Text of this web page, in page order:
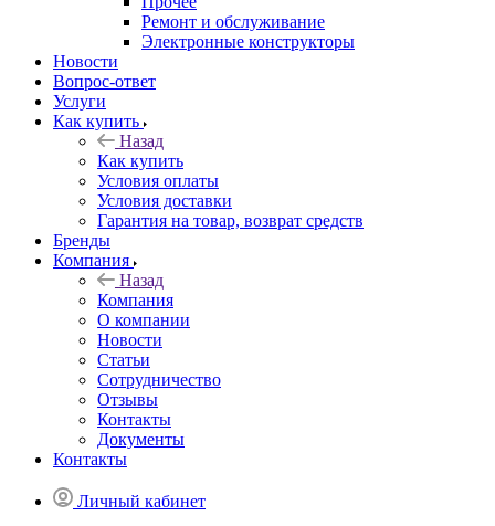
Ремонт и обслуживание
Электронные конструкторы
Новости
Вопрос-ответ
Услуги
Как купить
Назад
Как купить
Условия оплаты
Условия доставки
Гарантия на товар, возврат средств
Бренды
Компания
Назад
Компания
О компании
Новости
Статьи
Сотрудничество
Отзывы
Контакты
Документы
Контакты
Личный кабинет